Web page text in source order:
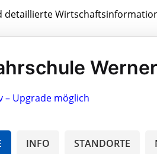
detaillierte
– Upgrade möglich
INFO STANDORTE